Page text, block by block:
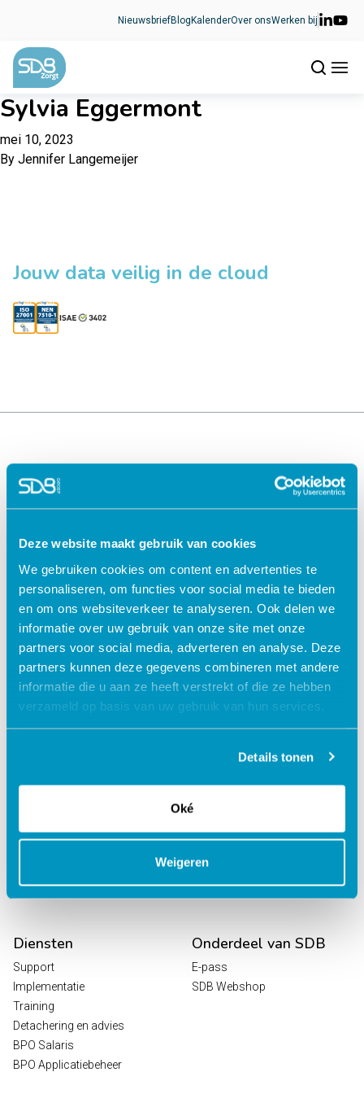
Deze website maakt gebruik van cookies
We gebruiken cookies om content en advertenties te
personaliseren, om functies voor social media te bieden
en om ons websiteverkeer te analyseren. Ook delen we
informatie over uw gebruik van onze site met onze
partners voor social media, adverteren en analyse. Deze
partners kunnen deze gegevens combineren met andere
informatie die u aan ze heeft verstrekt of die ze hebben
verzameld op basis van uw gebruik van hun services.
Details tonen
Oké
Weigeren
NieuwsbriefBlog KalenderOver onsWerken bij
Sylvia Eggermont
mei 10, 2023
By Jennifer Langemeijer
Jouw data veilig in de cloud
Oplossingen voor de
zorg
ECD Gehandicaptenzorg
ECD Ouderenzorg
ECD Jeugdzorg
EPD Geestelijke
Digitale Zorg
Vrijwilligersportaal
Oplossingen voor de
kinderopvang
Kind Informatie Systeem
Roosterplanning
Oudercommunicatie
HR / Salaris
Octopus
Diensten
Support
Implementatie
Training
Detachering en advies
BPO Salaris
BPO Applicatiebeheer
Onderdeel van SDB
E-pass
SDB Webshop